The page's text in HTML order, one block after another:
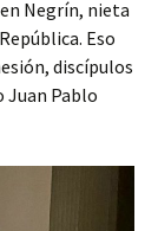
Negrín, nieta
Eso
discípulos
Juan Pablo